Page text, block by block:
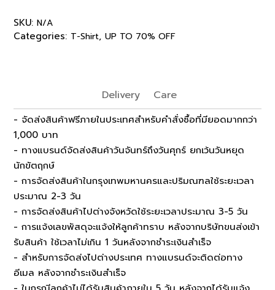
SKU: N/A
Categories: T-Shirt, UP TO 70% OFF
Delivery Care
- จัดส่งสินค้าฟรีภายในประเทศสำหรับคำสั่งซื้อที่มียอดมากกว่า
1,000 บาท
- ทางแบรนด์จัดส่งสินค้าวันจันทร์ถึงวันศุกร์ ยกเว้นวันหยุด
นักขัตฤกษ์
- การจัดส่งสินค้าในกรุงเทพมหานครและปริมณฑลใช้ระยะเวลา
ประมาณ 2-3 วัน
- การจัดส่งสินค้าไปต่างจังหวัดใช้ระยะเวลาประมาณ 3-5 วัน
- การแจ้งเลขพัสดุจะแจ้งให้ลูกค้าทราบ หลังจากบริษัทขนส่งเข้า
รับสินค้า ใช้เวลาไม่เกิน 1 วันหลังจากชำระเงินสำเร็จ
- สำหรับการจัดส่งไปต่างประเทศ ทางแบรนด์จะติดต่อทาง
อีเมล หลังจากชำระเงินสำเร็จ